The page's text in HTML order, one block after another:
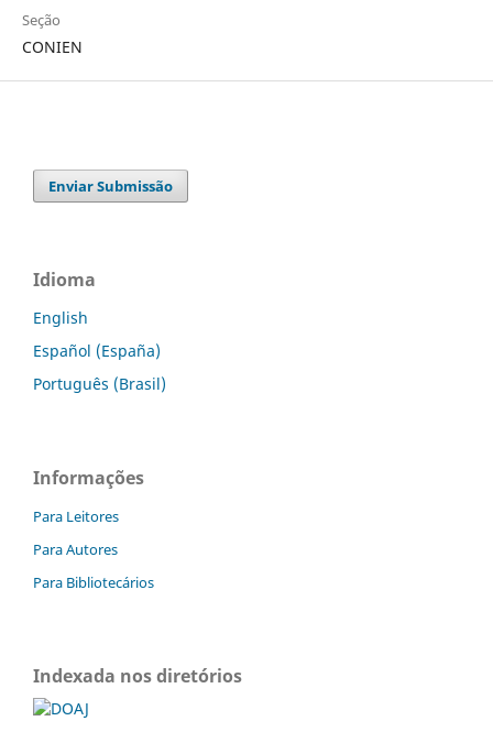
Seção
CONIEN
Enviar Submissão
Idioma
English
Español (España)
Português (Brasil)
Informações
Para Leitores
Para Autores
Para Bibliotecários
Indexada nos diretórios